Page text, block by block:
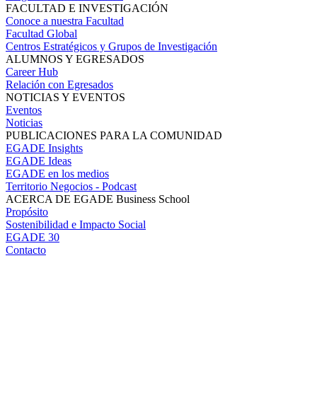
FACULTAD E INVESTIGACIÓN
Conoce a nuestra Facultad
Facultad Global
Centros Estratégicos y Grupos de Investigación
ALUMNOS Y EGRESADOS
Career Hub
Relación con Egresados
NOTICIAS Y EVENTOS
Eventos
Noticias
PUBLICACIONES PARA LA COMUNIDAD
EGADE Insights
EGADE Ideas
EGADE en los medios
Territorio Negocios - Podcast
ACERCA DE EGADE Business School
Propósito
Sostenibilidad e Impacto Social
EGADE 30
Contacto